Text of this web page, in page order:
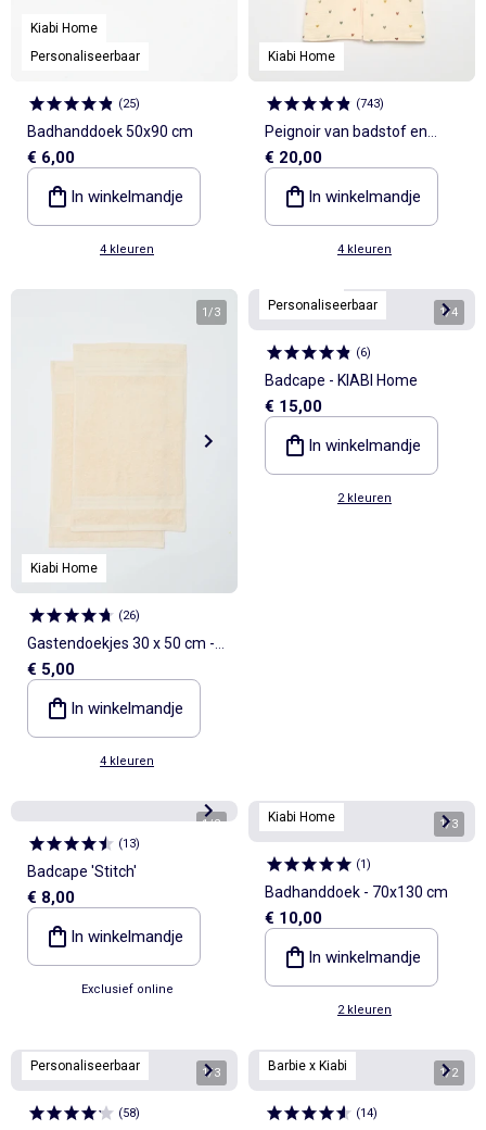
Kiabi Home
Personaliseerbaar
(25)
Badhanddoek 50x90 cm
€ 6,00
In winkelmandje
4 kleuren
Kiabi Home
(743)
Peignoir van badstof en
zachte hydrofielkatoen -
Kiabi Home
€ 20,00
In winkelmandje
4 kleuren
Kiabi Home
1/3
(26)
Gastendoekjes 30 x 50 cm -
Kiabi Home
€ 5,00
In winkelmandje
4 kleuren
Personaliseerbaar
1/4
(6)
Badcape - KIABI Home
€ 15,00
In winkelmandje
2 kleuren
1/2
(13)
Badcape 'Stitch'
€ 8,00
In winkelmandje
Exclusief online
Kiabi Home 1/3
(1)
Badhanddoek - 70x130 cm
€ 10,00
In winkelmandje
2 kleuren
Personaliseerbaar 1/3
(58)
Barbie x Kiabi 1/2
(14)